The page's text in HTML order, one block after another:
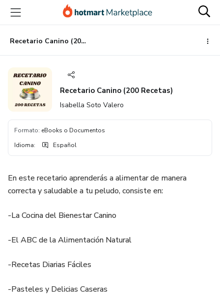
principal
página
de
página
Recetario Canino (200 Recetas)
Recetario Canino (200 Recetas)
Isabella Soto Valero
Formato: eBooks o Documentos
Idioma: Español
En este recetario aprenderás a alimentar de manera
correcta y saludable a tu peludo, consiste en:
-La Cocina del Bienestar Canino
-El ABC de la Alimentación Natural
-Recetas Diarias Fáciles
-Pasteles y Delicias Caseras